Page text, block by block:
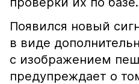
Появился новый
в виде
с изображением
предупреждает о